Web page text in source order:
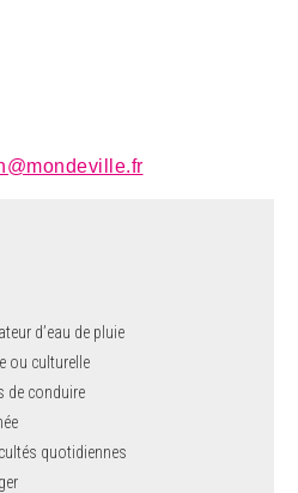
d’eau de pluie
ou culturelle
de conduire
quotidiennes